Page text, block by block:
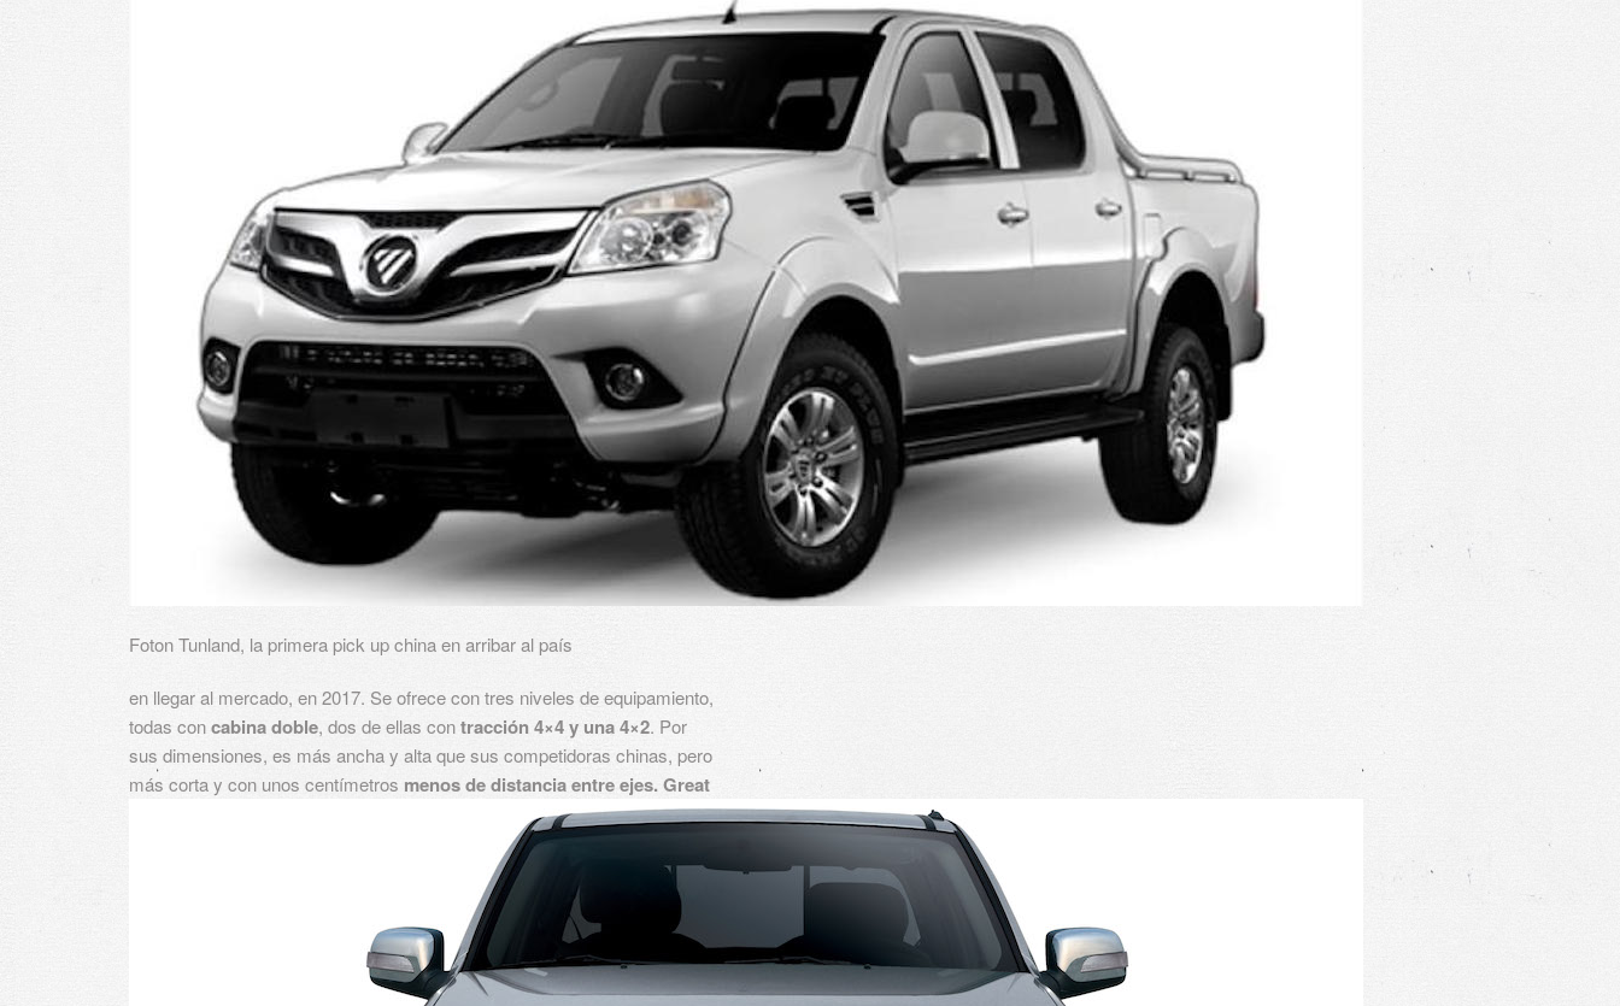
Foton Tunland, la primera pick up china en arribar al país
en llegar al mercado, en 2017. Se ofrece con tres niveles de equipamiento,
todas concabina doble, dos de ellas contracción 4×4 y una 4×2. Por
sus dimensiones, es más ancha y alta que sus competidoras chinas, pero
más corta y con unos centímetros menos de distancia entre ejes.Great